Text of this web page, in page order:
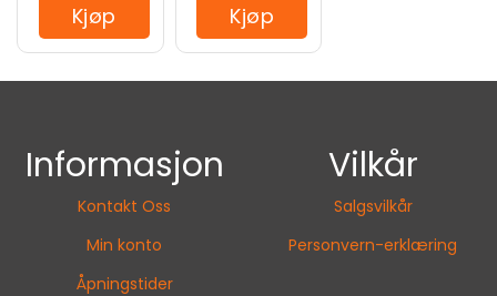
Kjøp Kjøp
Informasjon
Kontakt Oss
Min konto
Åpningstider
Vilkår
Salgsvilkår
Personvern-erklæring